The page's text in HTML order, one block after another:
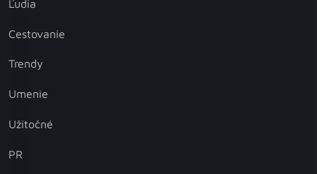
Ľudia
Cestovanie
Trendy
Umenie
Užitočné
PR